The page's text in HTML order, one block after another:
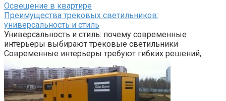
Освещение в квартире
Преимущества трековых светильников:
универсальность и стиль
Универсальность и стиль: почему современные
интерьеры выбирают трековые светильники
Современные интерьеры требуют гибких решений,